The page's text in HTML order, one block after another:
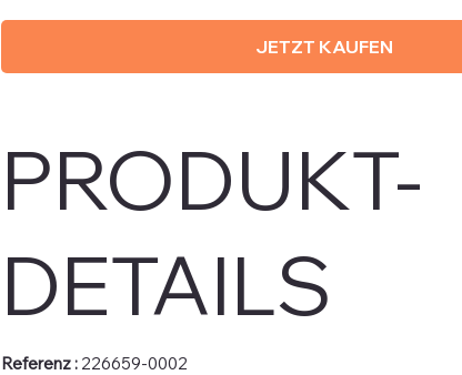
JETZT KAUFEN
PRODUKT-
DETAILS
Referenz : 226659-0002